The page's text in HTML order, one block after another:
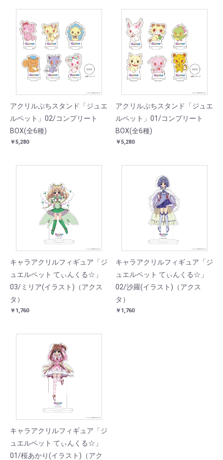
アクリルぷちスタンド「ジュエ
ルペット」02/コンプリート
BOX(全6種)
￥5,280
アクリルぷちスタンド「ジュエ
ルペット」01/コンプリート
BOX(全6種)
￥5,280
キャラアクリルフィギュア「ジ
ュエルペット てぃんくる☆」
03/ミリア(イラスト)（アクス
タ）
￥1,760
キャラアクリルフィギュア「ジ
ュエルペット てぃんくる☆」
02/沙羅(イラスト)（アクス
タ）
￥1,760
キャラアクリルフィギュア「ジ
ュエルペット てぃんくる☆」
01/桜あかり(イラスト)（アク